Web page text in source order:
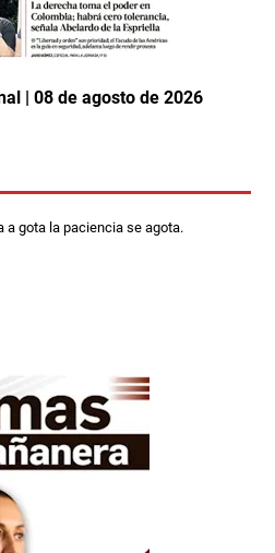
| 08 de agosto de 2026
a gota la paciencia se agota.